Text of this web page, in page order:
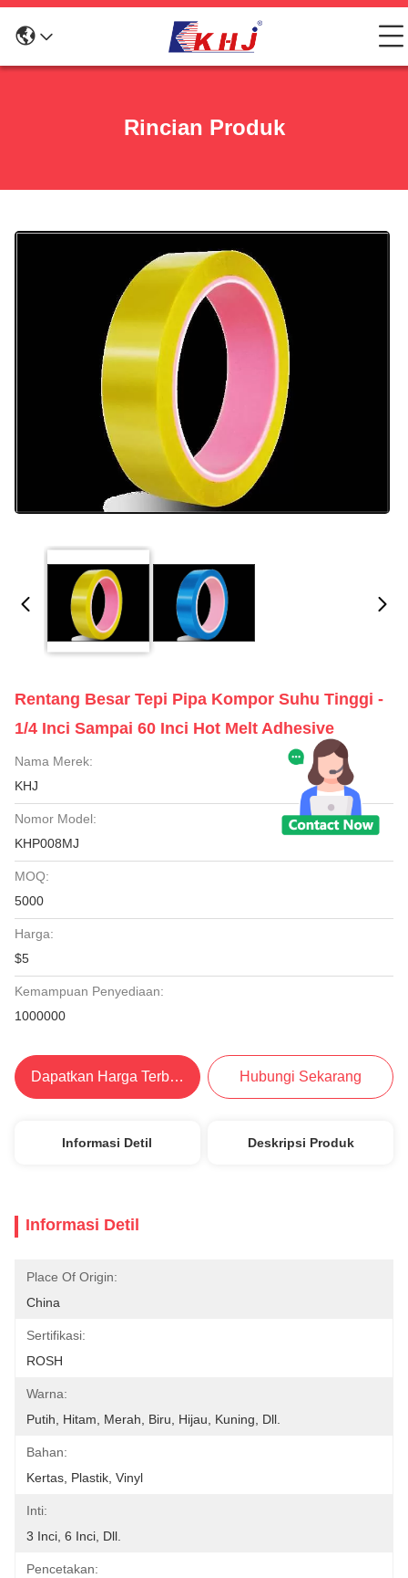
Rincian Produk
Rentang Besar Tepi Pipa Kompor Suhu Tinggi -
1/4 Inci Sampai 60 Inci Hot Melt Adhesive
Nama Merek:
KHJ
Nomor Model:
KHP008MJ
MOQ:
5000
Harga:
$5
Kemampuan Penyediaan:
1000000
Dapatkan Harga Terbaik Hubungi Sekarang
Informasi Detil Deskripsi Produk
Informasi Detil
Place Of Origin:
China
Sertifikasi:
ROSH
Warna:
Putih, Hitam, Merah, Biru, Hijau, Kuning, Dll.
Bahan:
Kertas, Plastik, Vinyl
Inti:
3 Inci, 6 Inci, Dll.
Pencetakan: